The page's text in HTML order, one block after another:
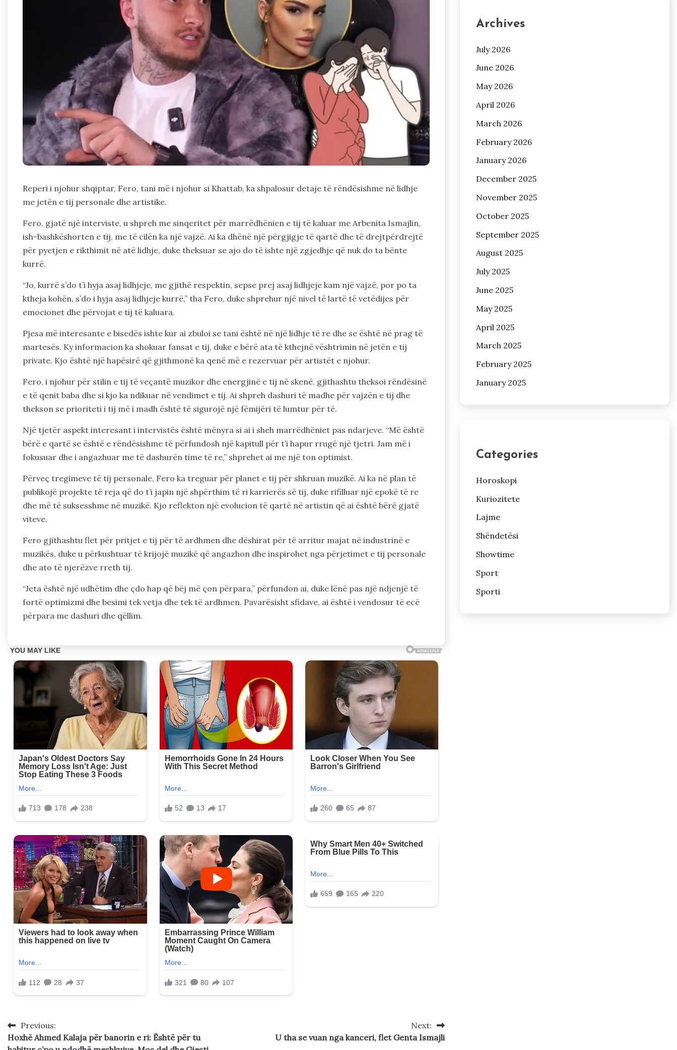
Reperi i njohur shqiptar, Fero, tani më i njohur si Khattab, ka shpalosur detaje të rëndësishme në lidhje
me jetën e tij personale dhe artistike.
Fero, gjatë një interviste, u shpreh me sinqeritet për marrëdhënien e tij të kaluar me Arbenita Ismajlin,
ish-bashkëshorten e tij, me të cilën ka një vajzë. Ai ka dhënë një përgjigje të qartë dhe të drejtpërdrejtë
për pyetjen e rikthimit në atë lidhje, duke theksuar se ajo do të ishte një zgjedhje që nuk do ta bënte
kurrë.
“Jo, kurrë s’do t’i hyja asaj lidhjeje, me gjithë respektin, sepse prej asaj lidhjeje kam një vajzë, por po ta
ktheja kohën, s’do i hyja asaj lidhjeje kurrë,” tha Fero, duke shprehur një nivel të lartë të vetëdijes për
emocionet dhe përvojat e tij të kaluara.
Pjesa më interesante e bisedës ishte kur ai zbuloi se tani është në një lidhje të re dhe se është në prag të
martesës. Ky informacion ka shokuar fansat e tij, duke e bërë ata të kthejnë vështrimin në jetën e tij
private. Kjo është një hapësirë që gjithmonë ka qenë më e rezervuar për artistët e njohur.
Fero, i njohur për stilin e tij të veçantë muzikor dhe energjinë e tij në skenë, gjithashtu theksoi rëndësinë
e të qenit baba dhe si kjo ka ndikuar në vendimet e tij. Ai shpreh dashuri të madhe për vajzën e tij dhe
thekson se prioriteti i tij më i madh është të sigurojë një fëmijëri të lumtur për të.
Një tjetër aspekt interesant i intervistës është mënyra si ai i sheh marrëdhëniet pas ndarjeve. “Më është
bërë e qartë se është e rëndësishme të përfundosh një kapitull për t’i hapur rrugë një tjetri. Jam më i
fokusuar dhe i angazhuar me të dashurën time të re,” shprehet ai me një ton optimist.
Përveç tregimeve të tij personale, Fero ka treguar për planet e tij për shkruan muzikë. Ai ka në plan të
publikojë projekte të reja që do t’i japin një shpërthim të ri karrierës së tij, duke rifilluar një epokë të re
dhe më të suksesshme në muzikë. Kjo reflekton një evolucion të qartë në artistin që ai është bërë gjatë
viteve.
Fero gjithashtu flet për pritjet e tij për të ardhmen dhe dëshirat për të arritur majat në industrinë e
muzikës, duke u përkushtuar të krijojë muzikë që angazhon dhe inspirohet nga përjetimet e tij personale
dhe ato të njerëzve rreth tij.
“Jeta është një udhëtim dhe çdo hap që bëj më çon përpara,” përfundon ai, duke lënë pas një ndjenjë të
fortë optimizmi dhe besimi tek vetja dhe tek të ardhmen. Pavarësisht sfidave, ai është i vendosur të ecë
përpara me dashuri dhe qëllim.
Post
navigation
Previous:
Hoxhë Ahmed Kalaja për banorin e ri: Është për tu
Next:
U tha se vuan nga kanceri, flet Genta Ismajli
Archives
July 2026
June 2026
May 2026
April 2026
March 2026
February 2026
January 2026
December 2025
November 2025
October 2025
September 2025
August 2025
July 2025
June 2025
May 2025
April 2025
March 2025
February 2025
January 2025
Categories
Horoskopi
Kuriozitete
Lajme
Shëndetësi
Showtime
Sport
Sporti